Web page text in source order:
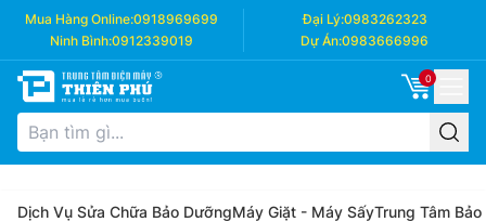
Mua Hàng Online:0918969699 Đại Lý:0983262323
Ninh Bình:0912339019 Dự Án:0983666996
0
Dịch Vụ Sửa Chữa Bảo DưỡngMáy Giặt - Máy SấyTrung Tâm Bảo